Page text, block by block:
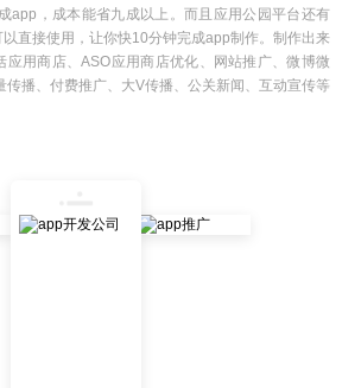
app，成本能省九成以上。而且应用公园平台还有
直接使用，让你快10分钟完成app制作。制作出来
应用商店、ASO应用商店优化、网站推广、微博微
传播、付费推广、大V传播、公关新闻、互动宣传等